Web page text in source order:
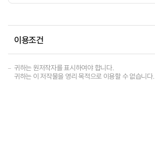
이용조건
귀하는 원저작자를 표시하여야 합니다.
귀하는 이 저작물을 영리 목적으로 이용할 수 없습니다.